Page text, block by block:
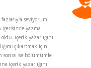
seviyorum.
yazma
İçerik yazarlığını
çıkartmak için
sonra ise bölümümle
içerik yazarlığını